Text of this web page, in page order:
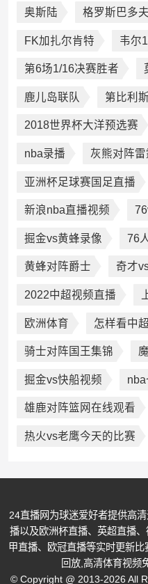
奥斯陆 格罗斯巴多夫
FK加扎尔肯特 韦尔
第6场1/16决赛胜者
鹿儿岛联队 第比利
2018世界杯大洋预选赛
nba录播 灰熊对阵
亚洲杯足球赛国足直播
新浪nba直播视频
掘金vs黄蜂录像 76
黄蜂对阵爵士 奇才
2022中超视频直播
欧洲体育 怎样看中
骑士对阵国王集锦
掘金vs快船视频
雄鹿对阵篮网在线观看
热火vs老鹰今天的比赛
24直播网为球迷爱好者提供高
播以及欧洲杯直播、英超直播
甲直播、欧冠直播等实时更新
回放,高清体育视频
© Copyright @ 2013-2026 All